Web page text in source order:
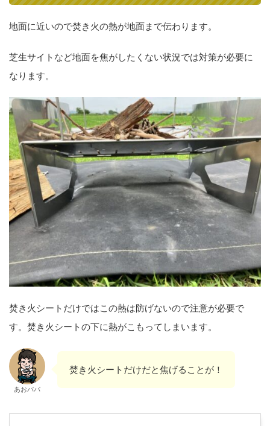
地面に近いので焚き火の熱が地面まで伝わります。
芝生サイトなど地面を焦がしたくない状況では対策が必要に
なります。
焚き火シートだけではこの熱は防げないので注意が必要で
す。焚き火シートの下に熱がこもってしまいます。
あおパパ
焚き火シートだけだと焦げることが！